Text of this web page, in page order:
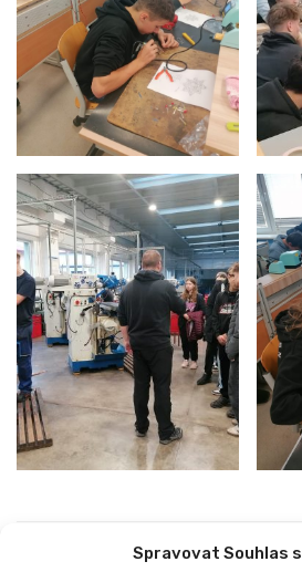
Spravovat Souhlas s